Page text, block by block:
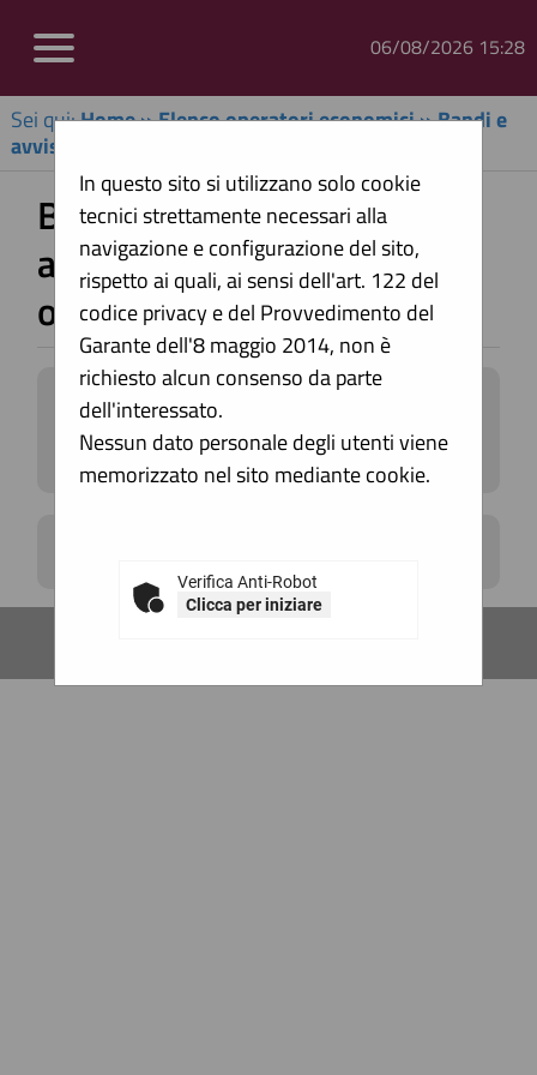
06/08/2026 15:28
Sei qui:Home»Elenco operatori economici»Bandi e
avvisi d'iscrizione archiviati
In questo sito si utilizzano solo cookie
tecnici strettamente necessari alla
navigazione e configurazione del sito,
rispetto ai quali, ai sensi dell'art. 122 del
codice privacy e del Provvedimento del
Garante dell'8 maggio 2014, non è
richiesto alcun consenso da parte
dell'interessato.
Nessun dato personale degli utenti viene
memorizzato nel sito mediante cookie.
Verifica Anti-Robot
Clicca per iniziare
Bandi e avvisi d'iscrizione
archiviati per elenchi
operatori economici
Elenco dei bandi d'iscrizione archiviati
per gli elenchi operatori.